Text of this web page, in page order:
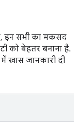
इन सभी का मकसद
को बेहतर बनाना है.
खास जानकारी दी